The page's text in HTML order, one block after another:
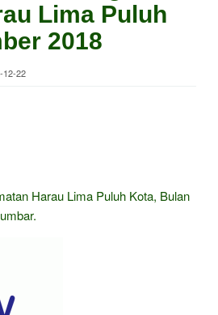
Lima Puluh
2018
12-22
Harau Lima Puluh Kota, Bulan